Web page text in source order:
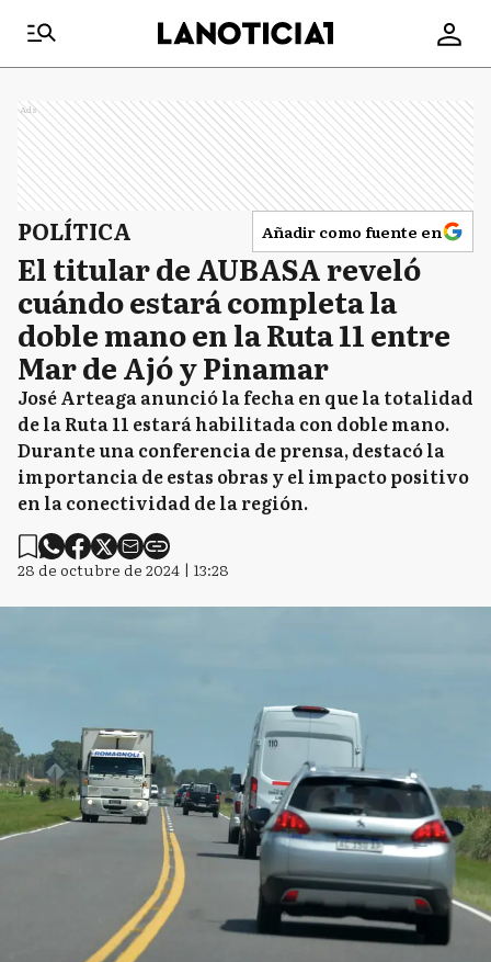
Ads
POLÍTICA Añadir como fuente en
El titular de AUBASA reveló
cuándo estará completa la
doble mano en la Ruta 11 entre
Mar de Ajó y Pinamar
José Arteaga anunció la fecha en que la totalidad
de la Ruta 11 estará habilitada con doble mano.
Durante una conferencia de prensa, destacó la
importancia de estas obras y el impacto positivo
en la conectividad de la región.
28 de octubre de 2024 | 13:28